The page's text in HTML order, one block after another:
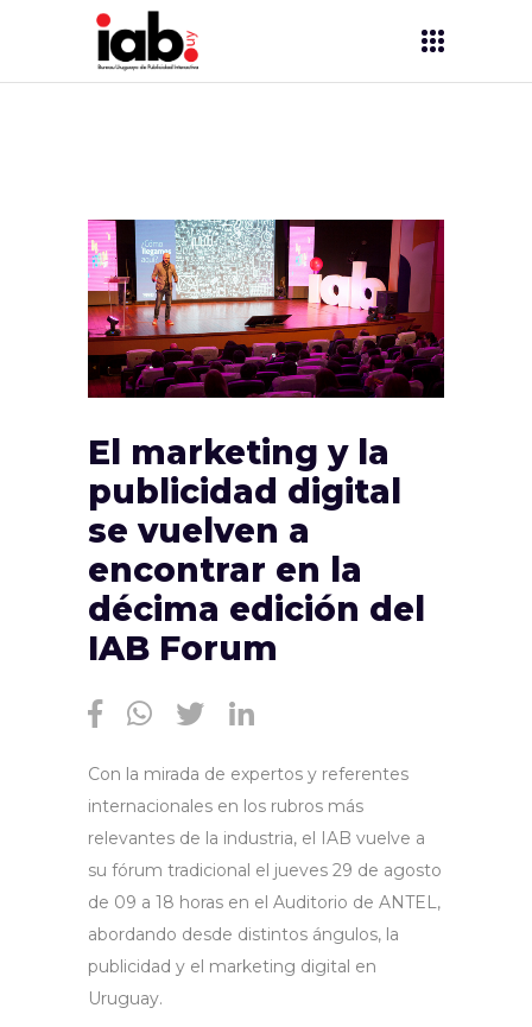
El marketing y la
publicidad digital
se vuelven a
encontrar en la
décima edición del
IAB Forum
Con la mirada de expertos y referentes
internacionales en los rubros más
relevantes de la industria, el IAB vuelve a
su fórum tradicional el jueves 29 de agosto
de 09 a 18 horas en el Auditorio de ANTEL,
abordando desde distintos ángulos, la
publicidad y el marketing digital en
Uruguay.